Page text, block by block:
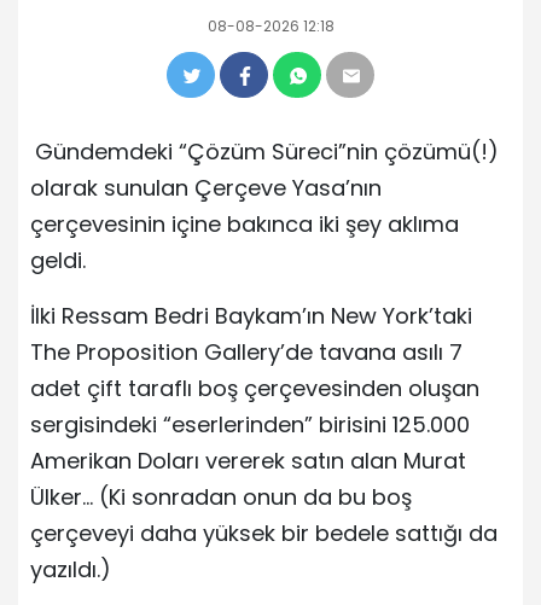
08-08-2026 12:18
Gündemdeki “Çözüm Süreci”nin çözümü(!)
olarak sunulan Çerçeve Yasa’nın
çerçevesinin içine bakınca iki şey aklıma
geldi.
İlki Ressam Bedri Baykam’ın New York’taki
The Proposition Gallery’de tavana asılı 7
adet çift taraflı boş çerçevesinden oluşan
sergisindeki “eserlerinden” birisini 125.000
Amerikan Doları vererek satın alan Murat
Ülker… (Ki sonradan onun da bu boş
çerçeveyi daha yüksek bir bedele sattığı da
yazıldı.)